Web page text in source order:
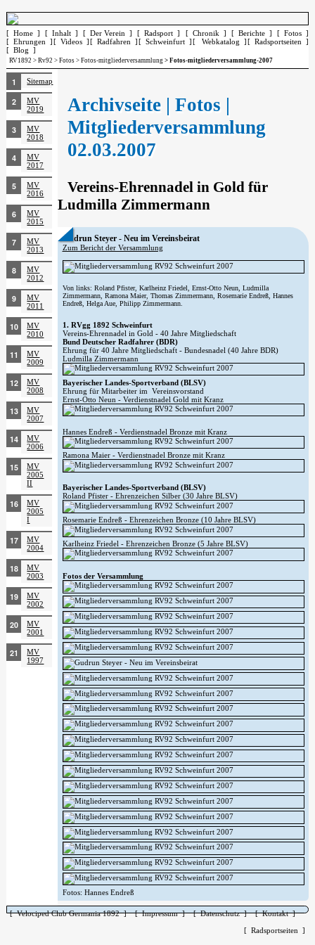
[ Home ] [ Inhalt ] [ Der Verein ] [ Radsport ] [ Chronik ] [ Berichte ]
[ Fotos ]
[ Ehrungen ] [ Videos ] [ Radfahren ] [ Schweinfurt ] [ Webkatalog ] [ Radsportseiten ]
[ Blog ]
RV1892 >Rv92 >Fotos >Fotos-mitgliederversammlung > Fotos-mitgliederversammlung-2007
Sitemap
MV
2019
MV
2018
MV
2017
MV
2016
MV
2015
MV
2013
MV
2012
MV
2011
MV
2010
MV
2009
MV
2008
MV
2007
MV
2006
MV
2005
II
MV
2005
I
MV
2004
MV
2003
MV
2002
MV
2001
MV
1997
Archivseite | Fotos |
Mitgliederversammlung
02.03.2007
Vereins-Ehrennadel in Gold für
Ludmilla Zimmermann
Gudrun Steyer - Neu im Vereinsbeirat
Zum Bericht der Versammlung
Von links: Roland Pfister, Karlheinz Friedel, Ernst-Otto Neun, Ludmilla
Zimmermann, Ramona Maier, Thomas Zimmermann, Rosemarie Endreß, Hannes
Endreß, Helga Aue, Philipp Zimmermann.
1. RVgg 1892 Schweinfurt
Vereins-Ehrennadel in Gold - 40 Jahre Mitgliedschaft
Bund Deutscher Radfahrer (BDR)
Ehrung für 40 Jahre Mitgliedschaft - Bundesnadel (40 Jahre BDR)
Ludmilla Zimmermann
Bayerischer Landes-Sportverband (BLSV)
Ehrung für Mitarbeiter im Vereinsvorstand
Ernst-Otto Neun - Verdienstnadel Gold mit Kranz
Hannes Endreß - Verdienstnadel Bronze mit Kranz
Ramona Maier - Verdienstnadel Bronze mit Kranz
Bayerischer Landes-Sportverband (BLSV)
Roland Pfister - Ehrenzeichen Silber (30 Jahre BLSV)
Rosemarie Endreß - Ehrenzeichen Bronze (10 Jahre BLSV)
Karlheinz Friedel - Ehrenzeichen Bronze (5 Jahre BLSV)
Fotos der Versammlung
Fotos: Hannes Endreß
[ Velociped Club Germania 1892 ] [ Impressum ] [ Datenschutz ]
[ Kontakt ]
[ Radsportseiten ]